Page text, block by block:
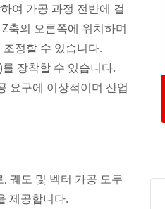
여 가공 과정 전반에 걸
축의 오른쪽에 위치하며
정할 수 있습니다.
장착할 수 있습니다.
요구에 이상적이며 산업
궤도 및 벡터 가공 모두
제공합니다.
컷 EDM 시리즈